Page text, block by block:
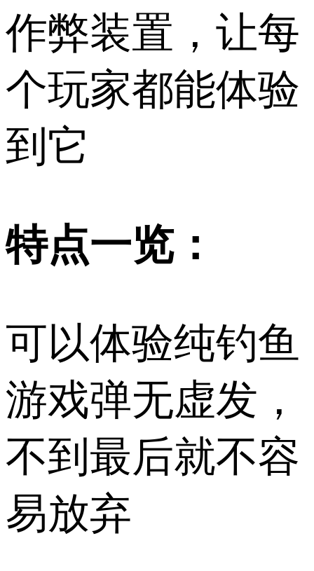
作弊装置，让每
个玩家都能体验
到它
特点一览：
可以体验纯钓鱼
游戏弹无虚发，
不到最后就不容
易放弃